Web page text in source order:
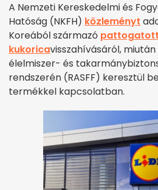
A Nemzeti Kereskedelmi és
Hatóság (NKFH) közleményt
Koreából származó pattogatott
kukoricavisszahívásáról, miután
élelmiszer- és
rendszerén (RASFF) keresztül
termékkel kapcsolatban.